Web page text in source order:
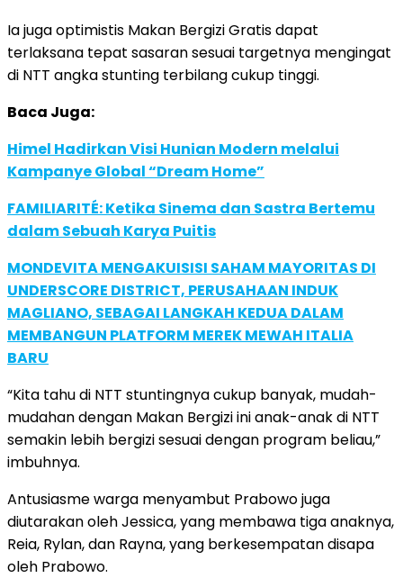
Ia juga optimistis Makan Bergizi Gratis dapat
terlaksana tepat sasaran sesuai targetnya mengingat
di NTT angka stunting terbilang cukup tinggi.
Baca Juga:
Himel Hadirkan Visi Hunian Modern melalui
Kampanye Global “Dream Home”
FAMILIARITÉ: Ketika Sinema dan Sastra Bertemu
dalam Sebuah Karya Puitis
MONDEVITA MENGAKUISISI SAHAM MAYORITAS DI
UNDERSCORE DISTRICT, PERUSAHAAN INDUK
MAGLIANO, SEBAGAI LANGKAH KEDUA DALAM
MEMBANGUN PLATFORM MEREK MEWAH ITALIA
BARU
“Kita tahu di NTT stuntingnya cukup banyak, mudah-
mudahan dengan Makan Bergizi ini anak-anak di NTT
semakin lebih bergizi sesuai dengan program beliau,”
imbuhnya.
Antusiasme warga menyambut Prabowo juga
diutarakan oleh Jessica, yang membawa tiga anaknya,
Reia, Rylan, dan Rayna, yang berkesempatan disapa
oleh Prabowo.